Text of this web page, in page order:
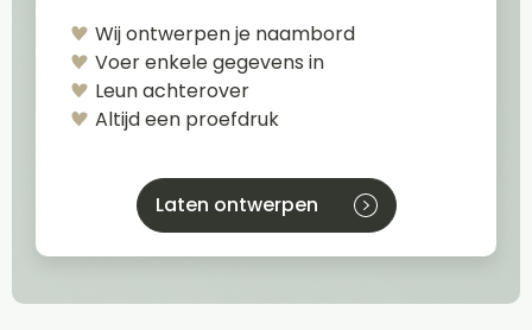
Wij ontwerpen je naambord
Voer enkele gegevens in
Leun achterover
Altijd een proefdruk
Laten ontwerpen